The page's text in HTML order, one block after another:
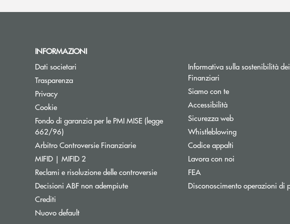
INFORMAZIONI
Dati societari
Trasparenza
Privacy
Cookie
Fondo di garanzia per le PMI MISE (legge
662/96)Apre una nuova finestra
Arbitro Controversie FinanziarieApre una nuova finestra
MIFID | MIFID 2
Reclami e risoluzione delle controversie
Decisioni ABF non adempiute
Crediti
Nuovo default
Informativa sulla sostenibilità
Finanziari
Siamo con te
Accessibilità
Sicurezza web
Whistleblowing
Codice appalti
Lavora con noi
FEA
Disconoscimento operazioni di